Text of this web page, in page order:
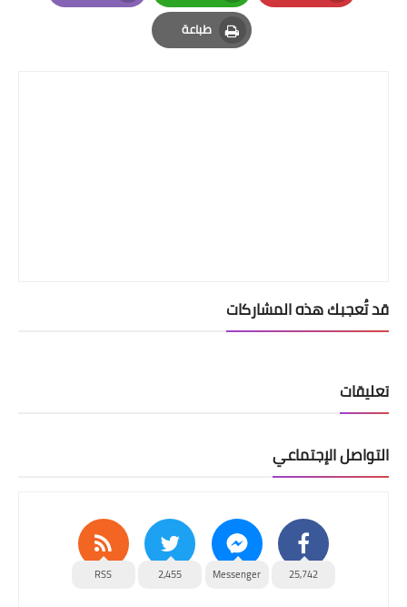
Pinterest
Whatsapp
Email
طباعة
Print
قد تُعجبك هذه المشاركات
تعليقات
التواصل الإجتماعي
25,742
Messenger
2,455
RSS